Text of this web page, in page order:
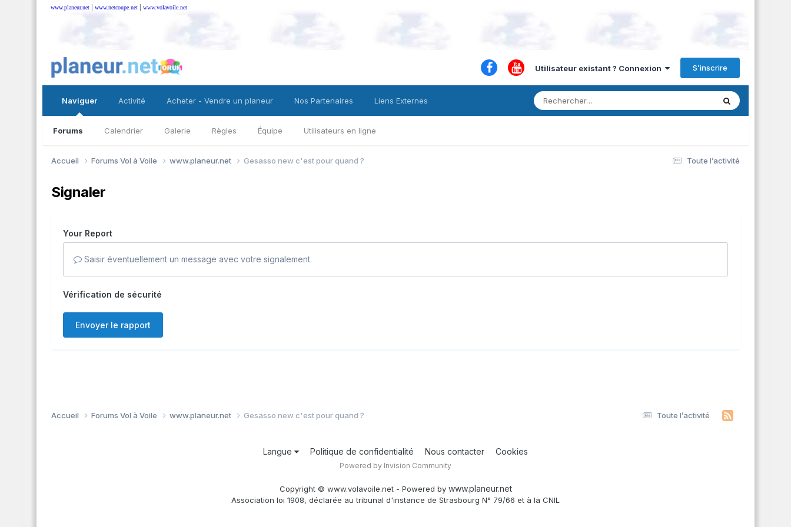
www.planeur.net | www.netcoupe.net | www.volavoile.net
Utilisateur existant ? Connexion S’inscrire
Naviguer
Forums Calendrier Galerie Règles Équipe Utilisateurs en ligne
Activité Acheter - Vendre un planeur Nos Partenaires Liens Externes
Toute l’activité
Accueil Forums Vol à Voile www.planeur.net Gesasso new c'est pour quand ?
Signaler
Your Report
Saisir éventuellement un message avec votre signalement.
Vérification de sécurité
Envoyer le rapport
Toute l’activité
Accueil Forums Vol à Voile www.planeur.net Gesasso new c'est pour quand ?
Langue Politique de confidentialité Nous contacter Cookies
Powered by Invision Community
Copyright © www.volavoile.net - Powered by www.planeur.net
Association loi 1908, déclarée au tribunal d'instance de Strasbourg N° 79/66 et à la CNIL